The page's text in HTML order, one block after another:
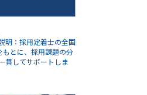
明：採用定着士の全国
とに、採用課題の分
貫してサポートしま